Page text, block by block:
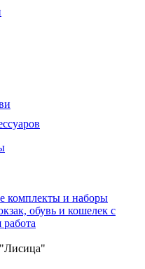
комплекты и наборы
обувь и кошелек с